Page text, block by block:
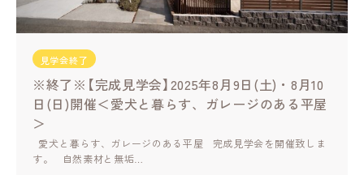
見学会終了
※終了※【完成見学会】2025年8月9日(土)・8月10
日(日)開催＜愛犬と暮らす、ガレージのある平屋
＞
愛犬と暮らす、ガレージのある平屋 完成見学会を開催致しま
す。 自然素材と無垢…